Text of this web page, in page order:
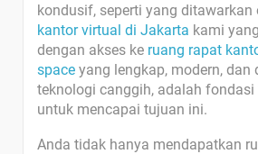
kondusif, seperti yang ditawarkan
kantor virtual di Jakarta kami
dengan akses ke ruang rapat
space yang lengkap, modern, dan
teknologi canggih, adalah fondasi
untuk mencapai tujuan ini.
Anda tidak hanya mendapatkan